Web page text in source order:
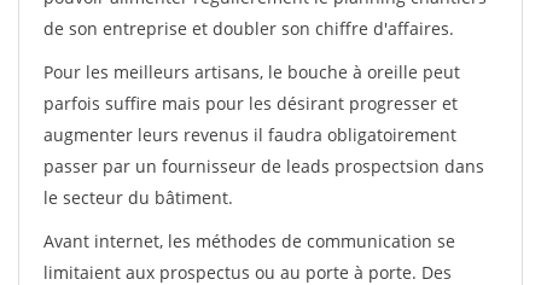
de son entreprise et doubler son chiffre d'affaires.
Pour les meilleurs artisans, le bouche à oreille peut
parfois suffire mais pour les désirant progresser et
augmenter leurs revenus il faudra obligatoirement
passer par un fournisseur de leads prospectsion dans
le secteur du bâtiment.
Avant internet, les méthodes de communication se
limitaient aux prospectus ou au porte à porte. Des